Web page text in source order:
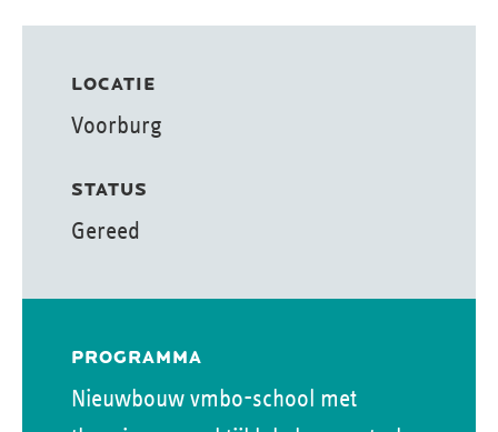
LOCATIE
Voorburg
STATUS
Gereed
PROGRAMMA
Nieuwbouw vmbo-school met